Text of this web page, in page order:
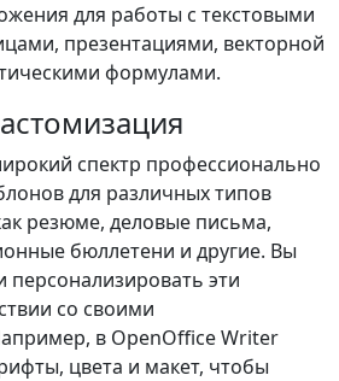
для работы с текстовыми
презентациями, векторной
формулами.
спектр профессионально
для различных типов
резюме, деловые письма,
бюллетени и другие. Вы
персонализировать эти
со своими
в OpenOffice Writer
цвета и макет, чтобы